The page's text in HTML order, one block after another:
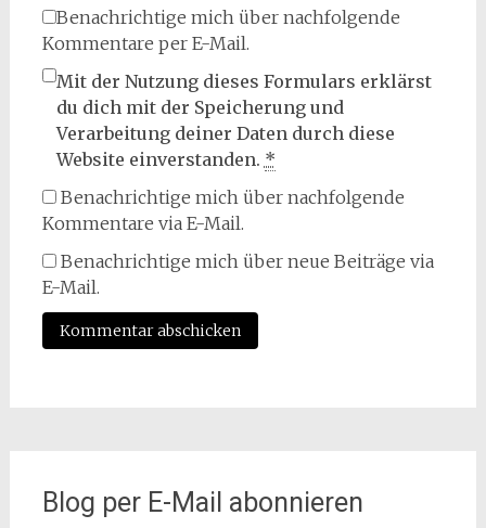
Benachrichtige mich über nachfolgende
Kommentare per E-Mail.
Mit der Nutzung dieses Formulars erklärst
du dich mit der Speicherung und
Verarbeitung deiner Daten durch diese
Website einverstanden. *
Benachrichtige mich über nachfolgende
Kommentare via E-Mail.
Benachrichtige mich über neue Beiträge via
E-Mail.
Blog per E-Mail abonnieren